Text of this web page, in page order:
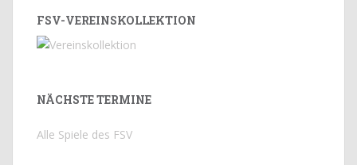
FSV-VEREINSKOLLEKTION
NÄCHSTE TERMINE
Alle Spiele des FSV